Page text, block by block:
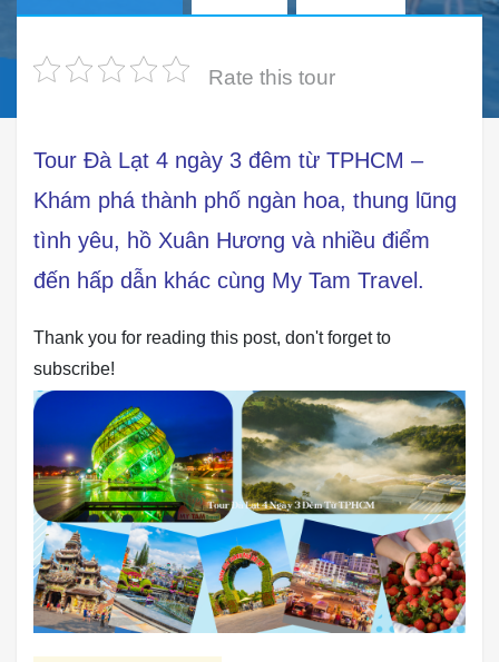
Rate this tour
Tour Đà Lạt 4 ngày 3 đêm từ TPHCM –
Khám phá thành phố ngàn hoa, thung lũng
tình yêu, hồ Xuân Hương và nhiều điểm
đến hấp dẫn khác cùng My Tam Travel.
Thank you for reading this post, don't forget to
subscribe!